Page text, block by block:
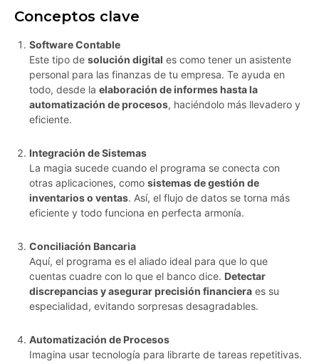
Conceptos clave
Software Contable
Este tipo de solución digital es como tener un asistente
personal para las finanzas de tu empresa. Te ayuda en
todo, desde la elaboración de informes hasta la
automatización de procesos, haciéndolo más llevadero y
eficiente.
Integración de Sistemas
La magia sucede cuando el programa se conecta con
otras aplicaciones, como sistemas de gestión de
inventarios o ventas. Así, el flujo de datos se torna más
eficiente y todo funciona en perfecta armonía.
Conciliación Bancaria
Aquí, el programa es el aliado ideal para que lo que
cuentas cuadre con lo que el banco dice. Detectar
discrepancias y asegurar precisión financiera es su
especialidad, evitando sorpresas desagradables.
Automatización de Procesos
Imagina usar tecnología para librarte de tareas repetitivas.